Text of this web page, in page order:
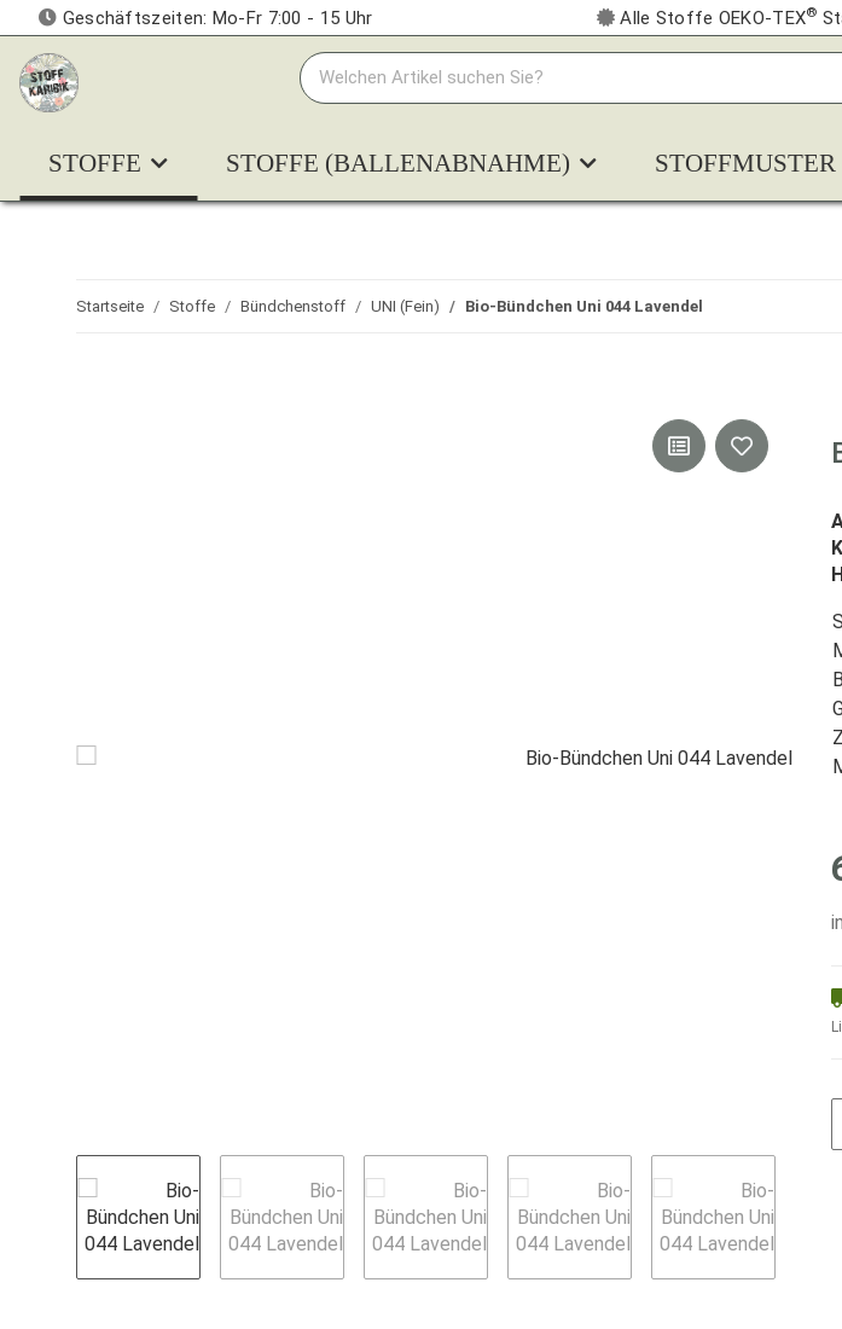
Geschäftszeiten: Mo-Fr 7:00 - 15 Uhr Alle Stoffe OEKO-TEX®
STOFFE STOFFE (BALLENABNAHME)
Startseite Stoffe Bündchenstoff UNI (Fein) Bio-Bündchen Uni 044 Lavendel